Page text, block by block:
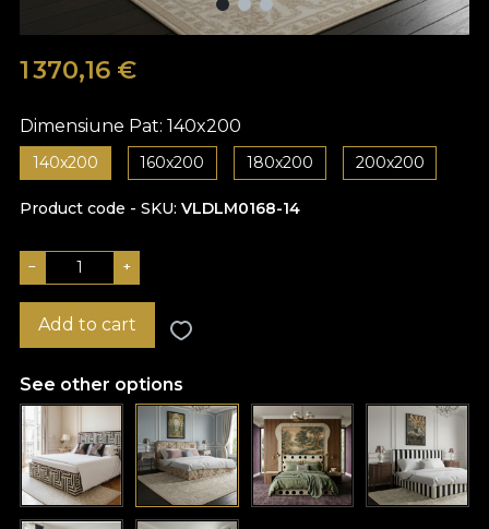
1 370,16 €
Dimensiune Pat: 140x200
140x200 160x200 180x200 200x200
Product code - SKU VLDLM0168-14
− +
Add to cart
See other options